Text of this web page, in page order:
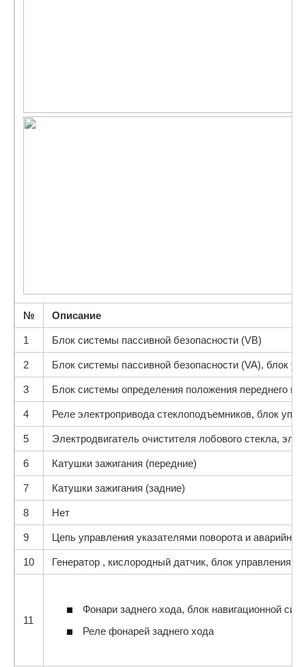
№ Описание
1 Блок системы пассивной безопасности (VB)
2 Блок системы пассивной безопасности (VA), блок
3 Блок системы определения положения переднего
4 Реле электропривода стеклоподъемников, блок
5 Электродвигатель очистителя лобового стекла,
6 Катушки зажигания (передние)
7 Катушки зажигания (задние)
8 Нет
9 Цепь управления указателями поворота и
10 Генератор , кислородный датчик, блок управления
11
Фонари заднего хода, блок навигационной
Реле фонарей заднего хода